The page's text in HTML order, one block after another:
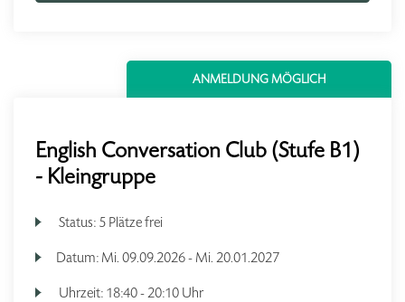
ANMELDUNG MÖGLICH
English Conversation Club (Stufe B1)
- Kleingruppe
Status: 5 Plätze frei
Datum: Mi. 09.09.2026 - Mi. 20.01.2027
Uhrzeit: 18:40 - 20:10 Uhr